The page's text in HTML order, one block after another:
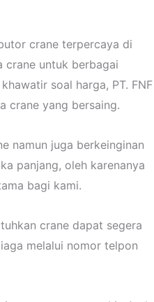
crane terpercaya di
crane untuk berbagai
soal harga, PT. FNF
crane yang bersaing.
namun juga berkeinginan
panjang, oleh karenanya
bagi kami.
crane dapat segera
melalui nomor telpon